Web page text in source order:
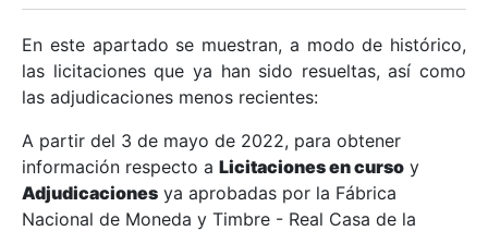
Mostrar/Ocultar
Mostrar/Ocultar
En este apartado se muestran, a modo de histórico,
las licitaciones que ya han sido resueltas, así como
las adjudicaciones menos recientes:
A partir del 3 de mayo de 2022, para obtener
información respecto a Licitaciones en curso y
Adjudicaciones ya aprobadas por la Fábrica
Nacional de Moneda y Timbre - Real Casa de la